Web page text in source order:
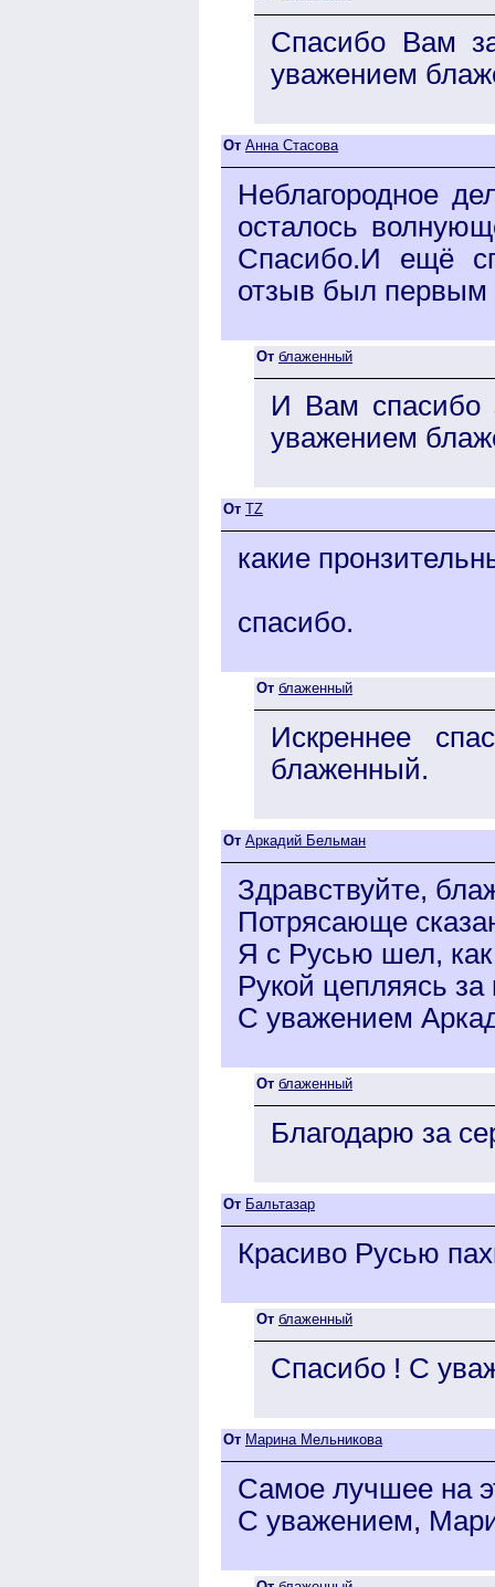
Спасибо Вам
уважением
От Анна Стасова
Неблагородное
осталось
Спасибо.И ещё
отзыв был
От блаженный
И Вам спасибо
уважением
От TZ
какие
спасибо.
От блаженный
Искреннее
блаженный.
От Аркадий Бельман
Здравствуйте,
Потрясающе
Я с Русью шел,
Рукой цепляясь за
С уважением
От блаженный
Благодарю за
От Бальтазар
Красиво Русью
От блаженный
Спасибо ! С
От Марина Мельникова
Самое лучшее на
С уважением,